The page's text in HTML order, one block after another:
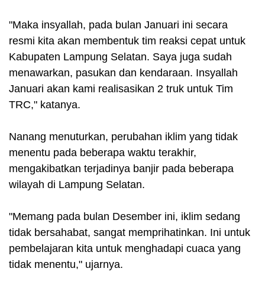
"Maka insyallah, pada bulan Januari ini secara
resmi kita akan membentuk tim reaksi cepat untuk
Kabupaten Lampung Selatan. Saya juga sudah
menawarkan, pasukan dan kendaraan. Insyallah
Januari akan kami realisasikan 2 truk untuk Tim
TRC," katanya.
Nanang menuturkan, perubahan iklim yang tidak
menentu pada beberapa waktu terakhir,
mengakibatkan terjadinya banjir pada beberapa
wilayah di Lampung Selatan.
"Memang pada bulan Desember ini, iklim sedang
tidak bersahabat, sangat memprihatinkan. Ini untuk
pembelajaran kita untuk menghadapi cuaca yang
tidak menentu," ujarnya.